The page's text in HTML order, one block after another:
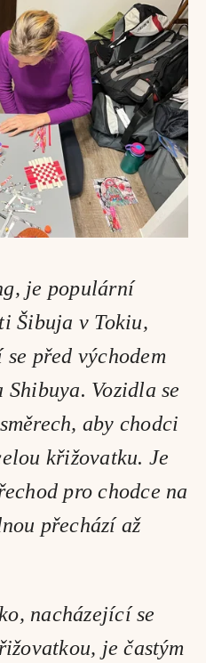
je populární
Šibuja v Tokiu,
před východem
Shibuya. Vozidla se
aby chodci
křižovatku. Je
pro chodce na
přechází až
nacházející se
je častým